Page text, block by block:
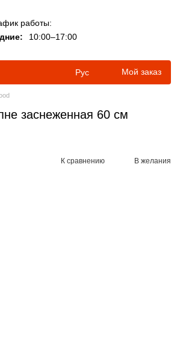
работы:
10:00–17:00
Рус Мой заказ
заснеженная 60 см
К сравнению В желания